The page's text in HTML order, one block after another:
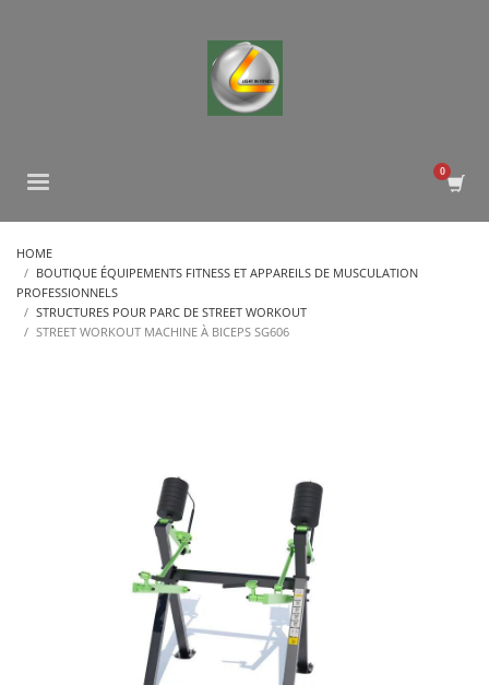
HOME
BOUTIQUE ÉQUIPEMENTS FITNESS ET APPAREILS DE MUSCULATION
PROFESSIONNELS
STRUCTURES POUR PARC DE STREET WORKOUT
STREET WORKOUT MACHINE À BICEPS SG606